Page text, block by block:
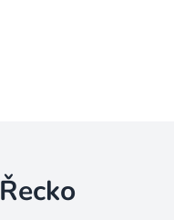
Řecko